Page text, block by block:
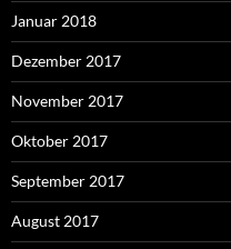
Januar 2018
Dezember 2017
November 2017
Oktober 2017
September 2017
August 2017